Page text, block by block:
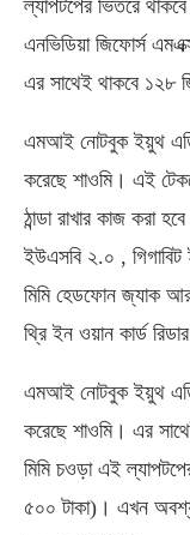
ল্যাপটপের ভিতরে
এনভিডিয়া জিফোর্স
এর সাথেই থাকবে ১২৮
এমআই নোটবুক ইয়ুথ
করেছে শাওমি। এই
ঠান্ডা রাখার কাজ
ইউএসবি ২.০ ,
মিমি হেডফোন জ্যাক
থ্রি ইন ওয়ান কার্ড
এমআই নোটবুক ইয়ুথ
করেছে শাওমি। এর
মিমি চওড়া এই
৫০০ টাকা)। এখন অবশ্য